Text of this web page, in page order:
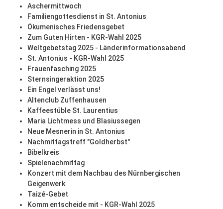
Aschermittwoch
Familiengottesdienst in St. Antonius
Ökumenisches Friedensgebet
Zum Guten Hirten - KGR-Wahl 2025
Weltgebetstag 2025 - Länderinformationsabend
St. Antonius - KGR-Wahl 2025
Frauenfasching 2025
Sternsingeraktion 2025
Ein Engel verlässt uns!
Altenclub Zuffenhausen
Kaffeestüble St. Laurentius
Maria Lichtmess und Blasiussegen
Neue Mesnerin in St. Antonius
Nachmittagstreff "Goldherbst"
Bibelkreis
Spielenachmittag
Konzert mit dem Nachbau des Nürnbergischen
Geigenwerk
Taizé-Gebet
Komm entscheide mit - KGR-Wahl 2025